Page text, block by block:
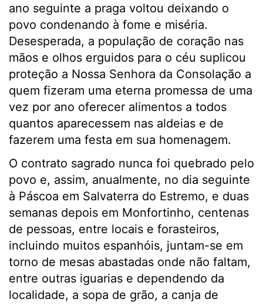
ano seguinte a praga voltou deixando o
povo condenando à fome e miséria.
Desesperada, a população de coração nas
mãos e olhos erguidos para o céu suplicou
proteção a Nossa Senhora da Consolação a
quem fizeram uma eterna promessa de uma
vez por ano oferecer alimentos a todos
quantos aparecessem nas aldeias e de
fazerem uma festa em sua homenagem.
O contrato sagrado nunca foi quebrado pelo
povo e, assim, anualmente, no dia seguinte
à Páscoa em Salvaterra do Estremo, e duas
semanas depois em Monfortinho, centenas
de pessoas, entre locais e forasteiros,
incluindo muitos espanhóis, juntam-se em
torno de mesas abastadas onde não faltam,
entre outras iguarias e dependendo da
localidade, a sopa de grão, a canja de